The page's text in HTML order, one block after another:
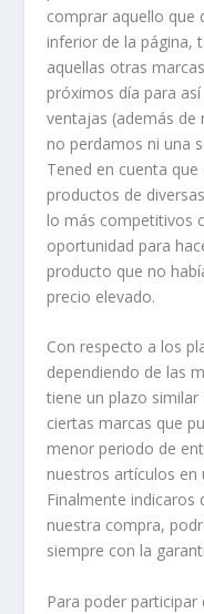
comprar aquello que
inferior de la página,
aquellas otras
próximos día para
ventajas (además de
no perdamos ni una
Tened en cuenta
productos de
lo más competitivos
oportunidad para
producto que no
precio elevado.
Con respecto a los
dependiendo de las
tiene un plazo
ciertas marcas que
menor periodo de
nuestros artículos en
Finalmente indicaros
nuestra compra,
siempre con la
Para poder